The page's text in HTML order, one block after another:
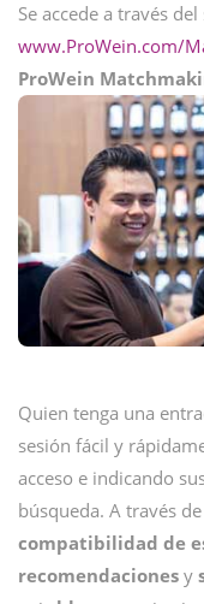
Se accede a través
www.ProWein.com/
ProWein
Quien tenga una
sesión fácil y
acceso e indicando
búsqueda. A través
compatibilidad de
recomendaciones y